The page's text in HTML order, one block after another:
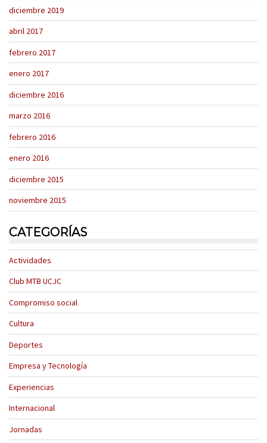
diciembre 2019
abril 2017
febrero 2017
enero 2017
diciembre 2016
marzo 2016
febrero 2016
enero 2016
diciembre 2015
noviembre 2015
CATEGORÍAS
Actividades
Club MTB UCJC
Compromiso social
Cultura
Deportes
Empresa y Tecnología
Experiencias
Internacional
Jornadas